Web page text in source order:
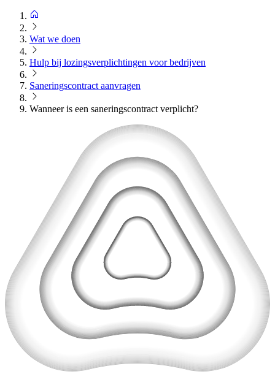
Wat we doen
Hulp bij lozingsverplichtingen voor bedrijven
Saneringscontract aanvragen
Wanneer is een saneringscontract verplicht?